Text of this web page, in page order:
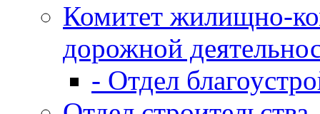
Комитет жилищно-
дорожной
- Отдел